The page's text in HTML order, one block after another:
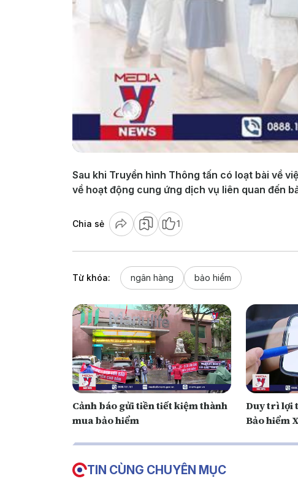
Sau khi Truyền hình Thông tấn có loạt bài về
về hoạt động cung ứng dịch vụ liên quan đến
Chia sẻ 1
Từ khóa: ngân hàng bảo hiểm
Cảnh báo gửi tiền tiết kiệm thành
mua bảo hiểm
Duy trì lợi
Bảo hiểm
TIN CÙNG CHUYÊN MỤC